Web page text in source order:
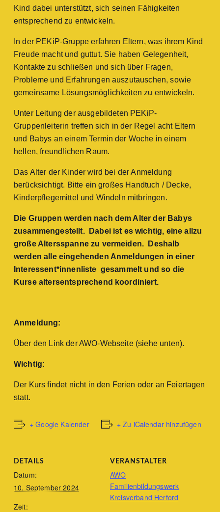
Kind dabei unterstützt, sich seinen Fähigkeiten
entsprechend zu entwickeln.
In der PEKiP-Gruppe erfahren Eltern, was ihrem Kind
Freude macht und guttut. Sie haben Gelegenheit,
Kontakte zu schließen und sich über Fragen,
Probleme und Erfahrungen auszutauschen, sowie
gemeinsame Lösungsmöglichkeiten zu entwickeln.
Unter Leitung der ausgebildeten PEKiP-
Gruppenleiterin treffen sich in der Regel acht Eltern
und Babys an einem Termin der Woche in einem
hellen, freundlichen Raum.
Das Alter der Kinder wird bei der Anmeldung
berücksichtigt. Bitte ein großes Handtuch / Decke,
Kinderpflegemittel und Windeln mitbringen.
Die Gruppen werden nach dem Alter der Babys
zusammengestellt. Dabei ist es wichtig, eine allzu
große Altersspanne zu vermeiden. Deshalb
werden alle eingehenden Anmeldungen in einer
Interessent*innenliste gesammelt und so die
Kurse altersentsprechend koordiniert.
Anmeldung:
Über den Link der AWO-Webseite (siehe unten).
Wichtig:
Der Kurs findet nicht in den Ferien oder an Feiertagen
statt.
+ Google Kalender + Zu iCalendar hinzufügen
DETAILS
Datum:
10. September 2024
Zeit:
VERANSTALTER
AWO
Familienbildungswerk
Kreisverband Herford